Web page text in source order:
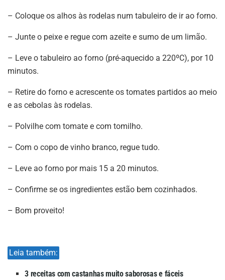
– Coloque os alhos às rodelas num tabuleiro de ir ao forno.
– Junte o peixe e regue com azeite e sumo de um limão.
– Leve o tabuleiro ao forno (pré-aquecido a 220ºC), por 10
minutos.
– Retire do forno e acrescente os tomates partidos ao meio
e as cebolas às rodelas.
– Polvilhe com tomate e com tomilho.
– Com o copo de vinho branco, regue tudo.
– Leve ao forno por mais 15 a 20 minutos.
– Confirme se os ingredientes estão bem cozinhados.
– Bom proveito!
Leia também:
3 receitas com castanhas muito saborosas e fáceis